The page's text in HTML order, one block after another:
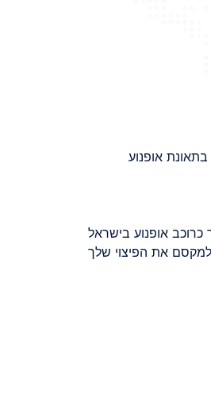
אופנוע
כרוכב אופנוע בישראל
למקסם את הפיצוי שלך